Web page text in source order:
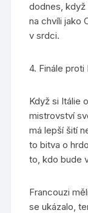
dodnes,
na chvíli jako
v srdci.
4. Finále
Když si Itálie
mistrovství
má lepší šití
to bitva o
to, kdo bude
Francouzi
se ukázalo,